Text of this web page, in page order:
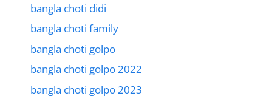
bangla choti didi
bangla choti family
bangla choti golpo
bangla choti golpo 2022
bangla choti golpo 2023